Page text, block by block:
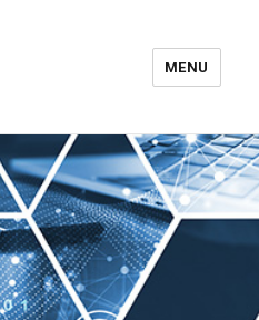
Hubert
MENU